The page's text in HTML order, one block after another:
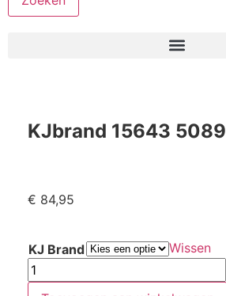
KJbrand 15643 5089
€ 84,95
KJ Brand Wissen